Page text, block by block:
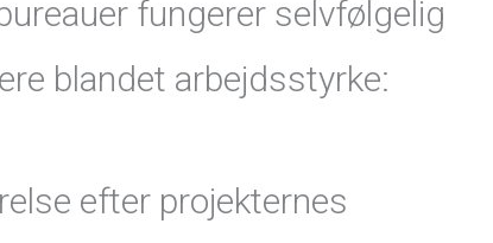
fungerer selvfølgelig
blandet arbejdsstyrke:
efter projekternes